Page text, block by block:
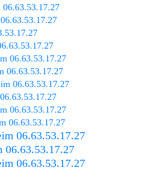
06.63.53.17.27
06.63.53.17.27
06.63.53.17.27
06.63.53.17.27
06.63.53.17.27
06.63.53.17.27
06.63.53.17.27
06.63.53.17.27
06.63.53.17.27